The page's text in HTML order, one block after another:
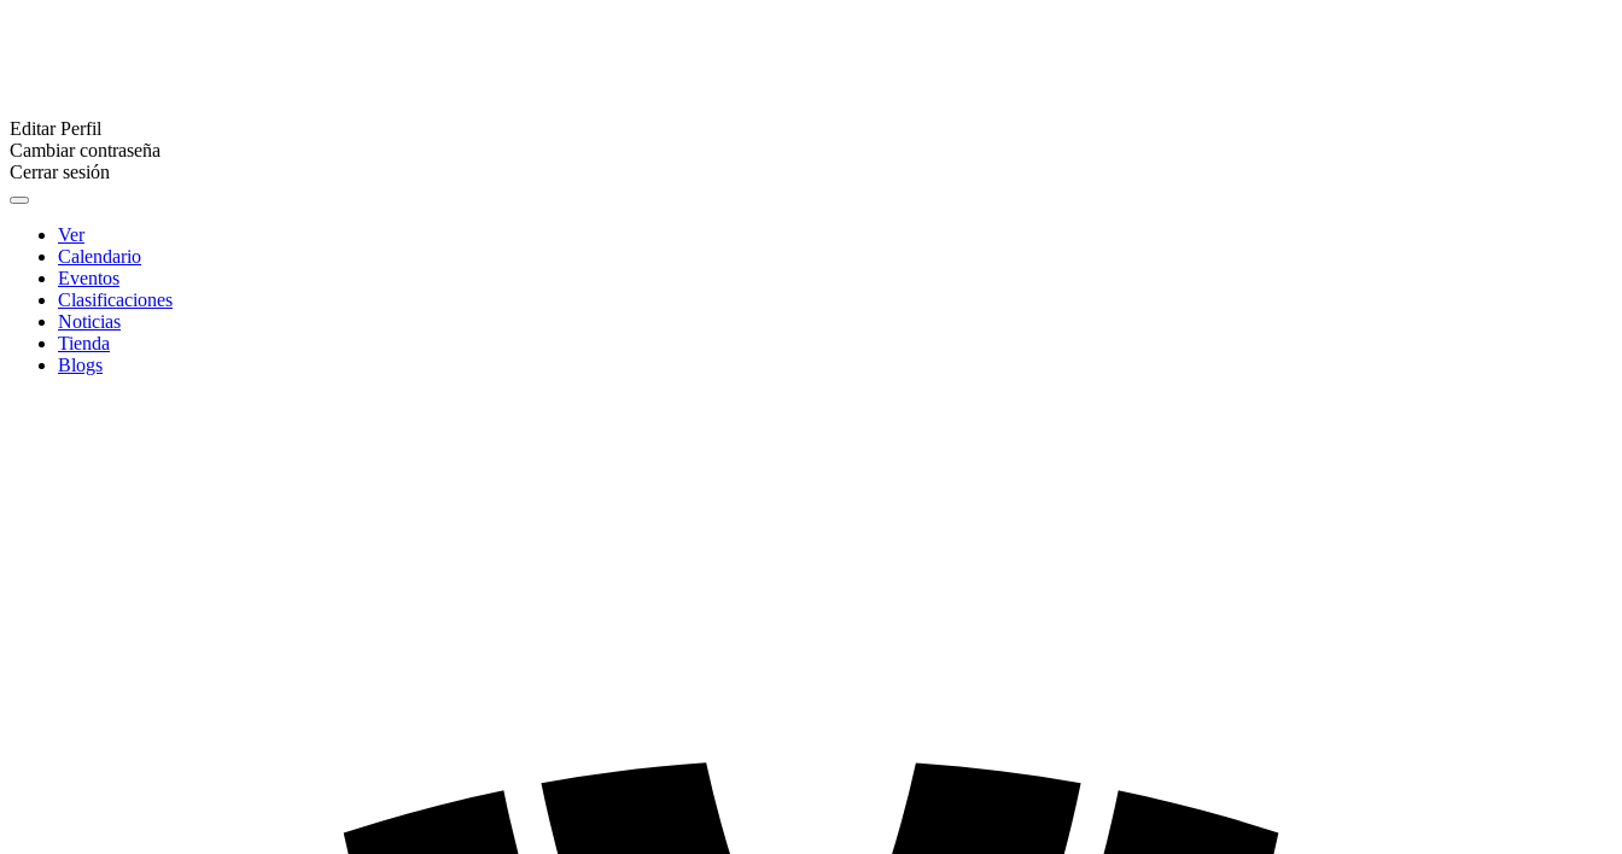
Editar Perfil
Cambiar contraseña
Cerrar sesión
Ver
Calendario
Eventos
Clasificaciones
Noticias
Tienda
Blogs